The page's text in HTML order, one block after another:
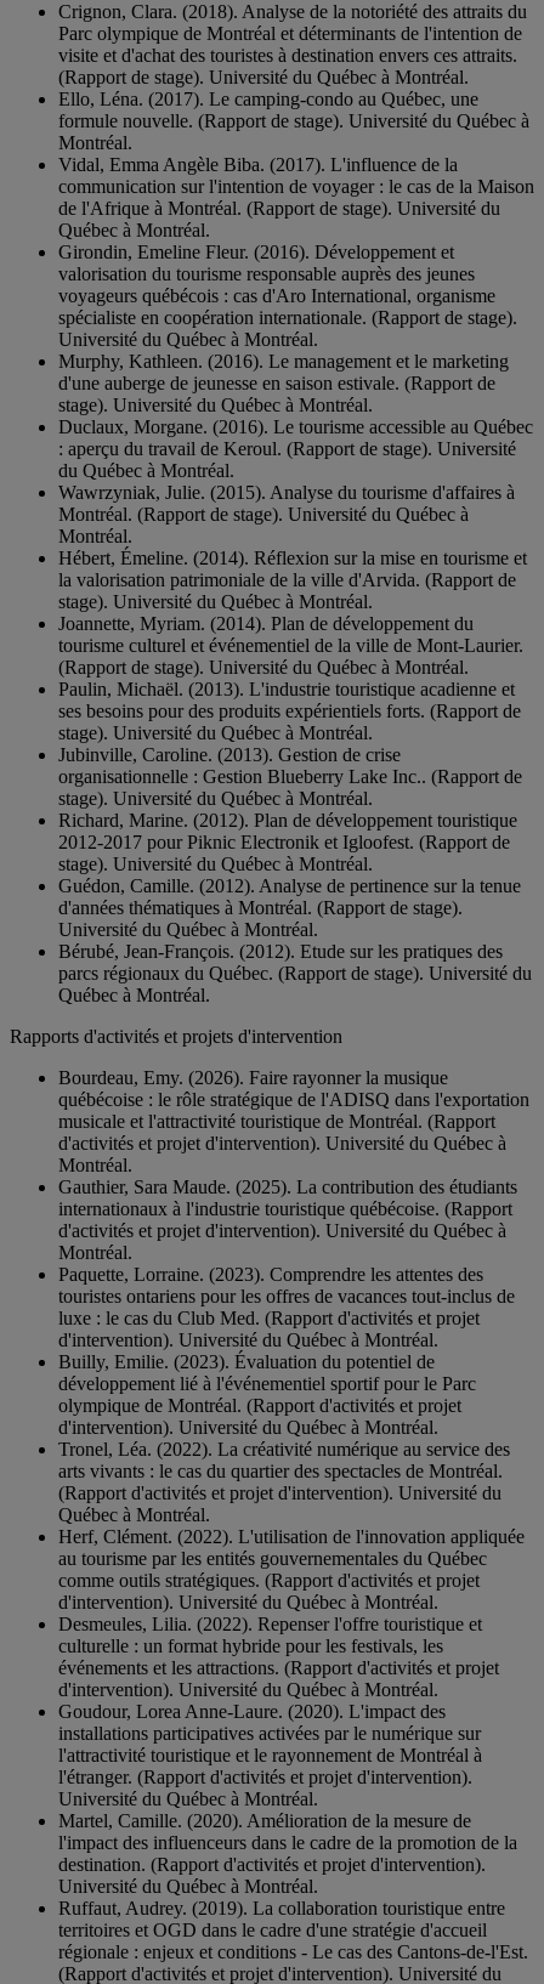
Crignon, Clara. (2018). Analyse de la notoriété des attraits du
Parc olympique de Montréal et déterminants de l'intention de
visite et d'achat des touristes à destination envers ces attraits.
(Rapport de stage). Université du Québec à Montréal.
Ello, Léna. (2017). Le camping-condo au Québec, une
formule nouvelle. (Rapport de stage). Université du Québec à
Montréal.
Vidal, Emma Angèle Biba. (2017). L'influence de la
communication sur l'intention de voyager : le cas de la Maison
de l'Afrique à Montréal. (Rapport de stage). Université du
Québec à Montréal.
Girondin, Emeline Fleur. (2016). Développement et
valorisation du tourisme responsable auprès des jeunes
voyageurs québécois : cas d'Aro International, organisme
spécialiste en coopération internationale. (Rapport de stage).
Université du Québec à Montréal.
Murphy, Kathleen. (2016). Le management et le marketing
d'une auberge de jeunesse en saison estivale. (Rapport de
stage). Université du Québec à Montréal.
Duclaux, Morgane. (2016). Le tourisme accessible au Québec
: aperçu du travail de Keroul. (Rapport de stage). Université
du Québec à Montréal.
Wawrzyniak, Julie. (2015). Analyse du tourisme d'affaires à
Montréal. (Rapport de stage). Université du Québec à
Montréal.
Hébert, Émeline. (2014). Réflexion sur la mise en tourisme et
la valorisation patrimoniale de la ville d'Arvida. (Rapport de
stage). Université du Québec à Montréal.
Joannette, Myriam. (2014). Plan de développement du
tourisme culturel et événementiel de la ville de Mont-Laurier.
(Rapport de stage). Université du Québec à Montréal.
Paulin, Michaël. (2013). L'industrie touristique acadienne et
ses besoins pour des produits expérientiels forts. (Rapport de
stage). Université du Québec à Montréal.
Jubinville, Caroline. (2013). Gestion de crise
organisationnelle : Gestion Blueberry Lake Inc.. (Rapport de
stage). Université du Québec à Montréal.
Richard, Marine. (2012). Plan de développement touristique
2012-2017 pour Piknic Electronik et Igloofest. (Rapport de
stage). Université du Québec à Montréal.
Guédon, Camille. (2012). Analyse de pertinence sur la tenue
d'années thématiques à Montréal. (Rapport de stage).
Université du Québec à Montréal.
Bérubé, Jean-François. (2012). Etude sur les pratiques des
parcs régionaux du Québec. (Rapport de stage). Université du
Québec à Montréal.
Rapports d'activités et projets d'intervention
Bourdeau, Emy. (2026). Faire rayonner la musique
québécoise : le rôle stratégique de l'ADISQ dans l'exportation
musicale et l'attractivité touristique de Montréal. (Rapport
d'activités et projet d'intervention). Université du Québec à
Montréal.
Gauthier, Sara Maude. (2025). La contribution des étudiants
internationaux à l'industrie touristique québécoise. (Rapport
d'activités et projet d'intervention). Université du Québec à
Montréal.
Paquette, Lorraine. (2023). Comprendre les attentes des
touristes ontariens pour les offres de vacances tout-inclus de
luxe : le cas du Club Med. (Rapport d'activités et projet
d'intervention). Université du Québec à Montréal.
Builly, Emilie. (2023). Évaluation du potentiel de
développement lié à l'événementiel sportif pour le Parc
olympique de Montréal. (Rapport d'activités et projet
d'intervention). Université du Québec à Montréal.
Tronel, Léa. (2022). La créativité numérique au service des
arts vivants : le cas du quartier des spectacles de Montréal.
(Rapport d'activités et projet d'intervention). Université du
Québec à Montréal.
Herf, Clément. (2022). L'utilisation de l'innovation appliquée
au tourisme par les entités gouvernementales du Québec
comme outils stratégiques. (Rapport d'activités et projet
d'intervention). Université du Québec à Montréal.
Desmeules, Lilia. (2022). Repenser l'offre touristique et
culturelle : un format hybride pour les festivals, les
événements et les attractions. (Rapport d'activités et projet
d'intervention). Université du Québec à Montréal.
Goudour, Lorea Anne-Laure. (2020). L'impact des
installations participatives activées par le numérique sur
l'attractivité touristique et le rayonnement de Montréal à
l'étranger. (Rapport d'activités et projet d'intervention).
Université du Québec à Montréal.
Martel, Camille. (2020). Amélioration de la mesure de
l'impact des influenceurs dans le cadre de la promotion de la
destination. (Rapport d'activités et projet d'intervention).
Université du Québec à Montréal.
Ruffaut, Audrey. (2019). La collaboration touristique entre
territoires et OGD dans le cadre d'une stratégie d'accueil
régionale : enjeux et conditions - Le cas des Cantons-de-l'Est.
(Rapport d'activités et projet d'intervention). Université du